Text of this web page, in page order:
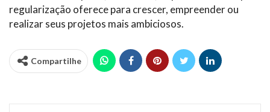
regularização oferece para crescer, empreender ou
realizar seus projetos mais ambiciosos.
Compartilhe